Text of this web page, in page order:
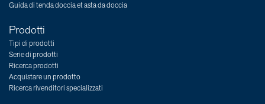
Guida di tenda doccia et asta da doccia
Prodotti
Tipi di prodotti
Serie di prodotti
Ricerca prodotti
Acquistare un prodotto
Ricerca rivenditori specializzati